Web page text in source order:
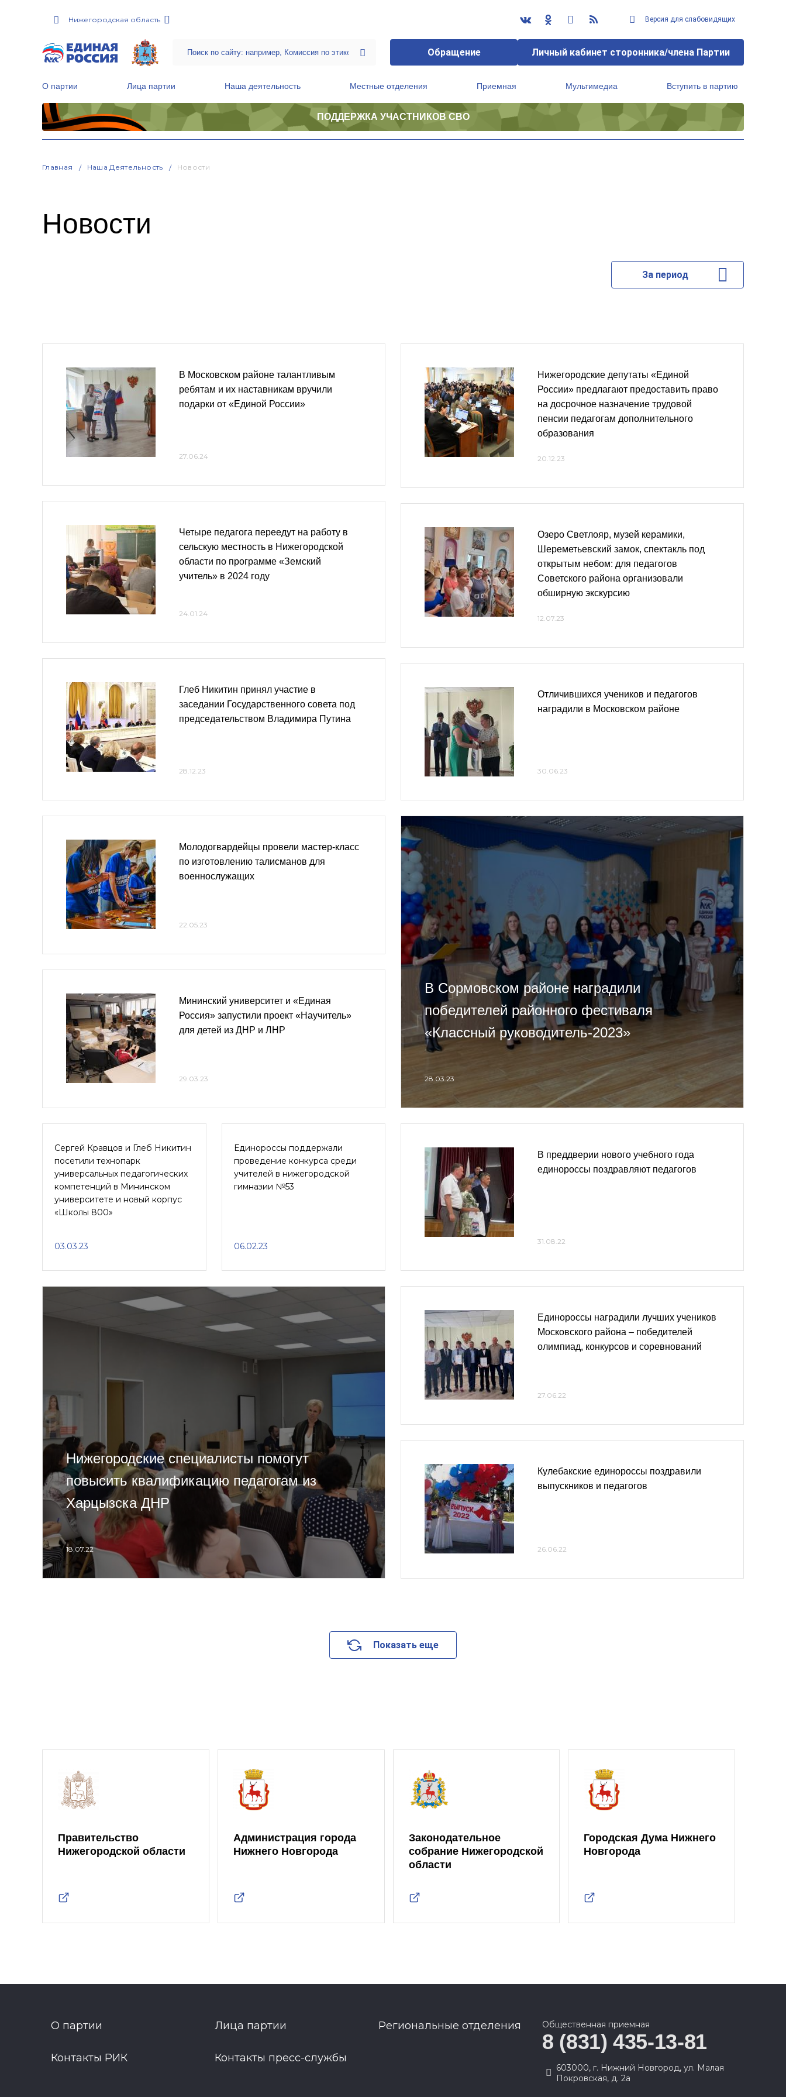
Нижегородская область Версия для слабовидящих
Обращение Личный кабинет сторонника/члена Партии
О партии Лица партии Наша деятельность Местные отделения Приемная Мультимедиа Вступить в партию
ПОДДЕРЖКА УЧАСТНИКОВ СВО
Главная Наша Деятельность Новости
Новости
За период
В Московском районе талантливым
ребятам и их наставникам вручили
подарки от «Единой России»
27.06.24
Четыре педагога переедут на работу в
сельскую местность в Нижегородской
области по программе «Земский
учитель» в 2024 году
24.01.24
Глеб Никитин принял участие в
заседании Государственного совета под
председательством Владимира Путина
28.12.23
Нижегородские депутаты «Единой
России» предлагают предоставить право
на досрочное назначение трудовой
пенсии педагогам дополнительного
образования
20.12.23
Озеро Светлояр, музей керамики,
Шереметьевский замок, спектакль под
открытым небом: для педагогов
Советского района организовали
обширную экскурсию
12.07.23
Отличившихся учеников и педагогов
наградили в Московском районе
30.06.23
Молодогвардейцы провели мастер-класс
по изготовлению талисманов для
военнослужащих
22.05.23
Мининский университет и «Единая
Россия» запустили проект «Научитель»
для детей из ДНР и ЛНР
29.03.23
В Сормовском районе наградили
победителей районного фестиваля
«Классный руководитель-2023»
28.03.23
Сергей Кравцов и Глеб Никитин
посетили технопарк
универсальных педагогических
компетенций в Мининском
университете и новый корпус
«Школы 800»
03.03.23
Единороссы поддержали
проведение конкурса среди
учителей в нижегородской
гимназии №53
06.02.23
В преддверии нового учебного года
единороссы поздравляют педагогов
31.08.22
Нижегородские специалисты помогут
повысить квалификацию педагогам из
Харцызска ДНР
18.07.22
Единороссы наградили лучших учеников
Московского района – победителей
олимпиад, конкурсов и соревнований
27.06.22
Кулебакские единороссы поздравили
выпускников и педагогов
26.06.22
Показать еще
Правительство
Нижегородской области
Администрация города
Нижнего Новгорода
Законодательное
собрание Нижегородской
области
Городская Дума Нижнего
Новгорода
О партии Лица партии Региональные отделения
Контакты РИК Контакты пресс-службы
Общественная приемная
8 (831) 435-13-81
603000, г. Нижний Новгород, ул. Малая
Покровская, д. 2а